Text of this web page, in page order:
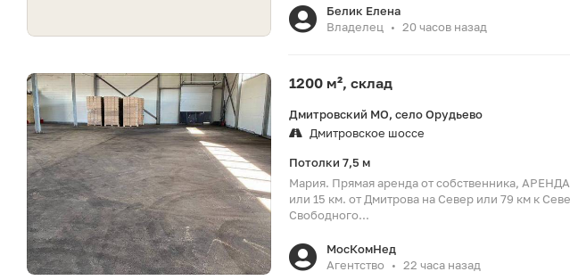
Белик Елена
Владелец
• 20 часов назад
1200 м², склад
Дмитровский МО, село Орудьево
Дмитровское шоссе
Потолки 7,5 м
Мария. Прямая аренда от собственника,
или 15 км. от Дмитрова на Север или 79 км к
Свободного...
МосКомНед
Агентство
• 22 часа назад